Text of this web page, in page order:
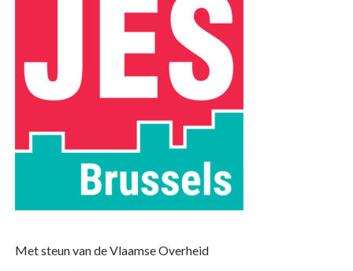
Met steun van de Vlaamse Overheid